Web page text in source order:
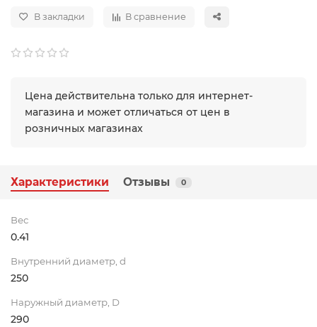
В закладки В сравнение
Цена действительна только для интернет-
магазина и может отличаться от цен в
розничных магазинах
Характеристики Отзывы 0
Вес
0.41
Внутренний диаметр, d
250
Наружный диаметр, D
290